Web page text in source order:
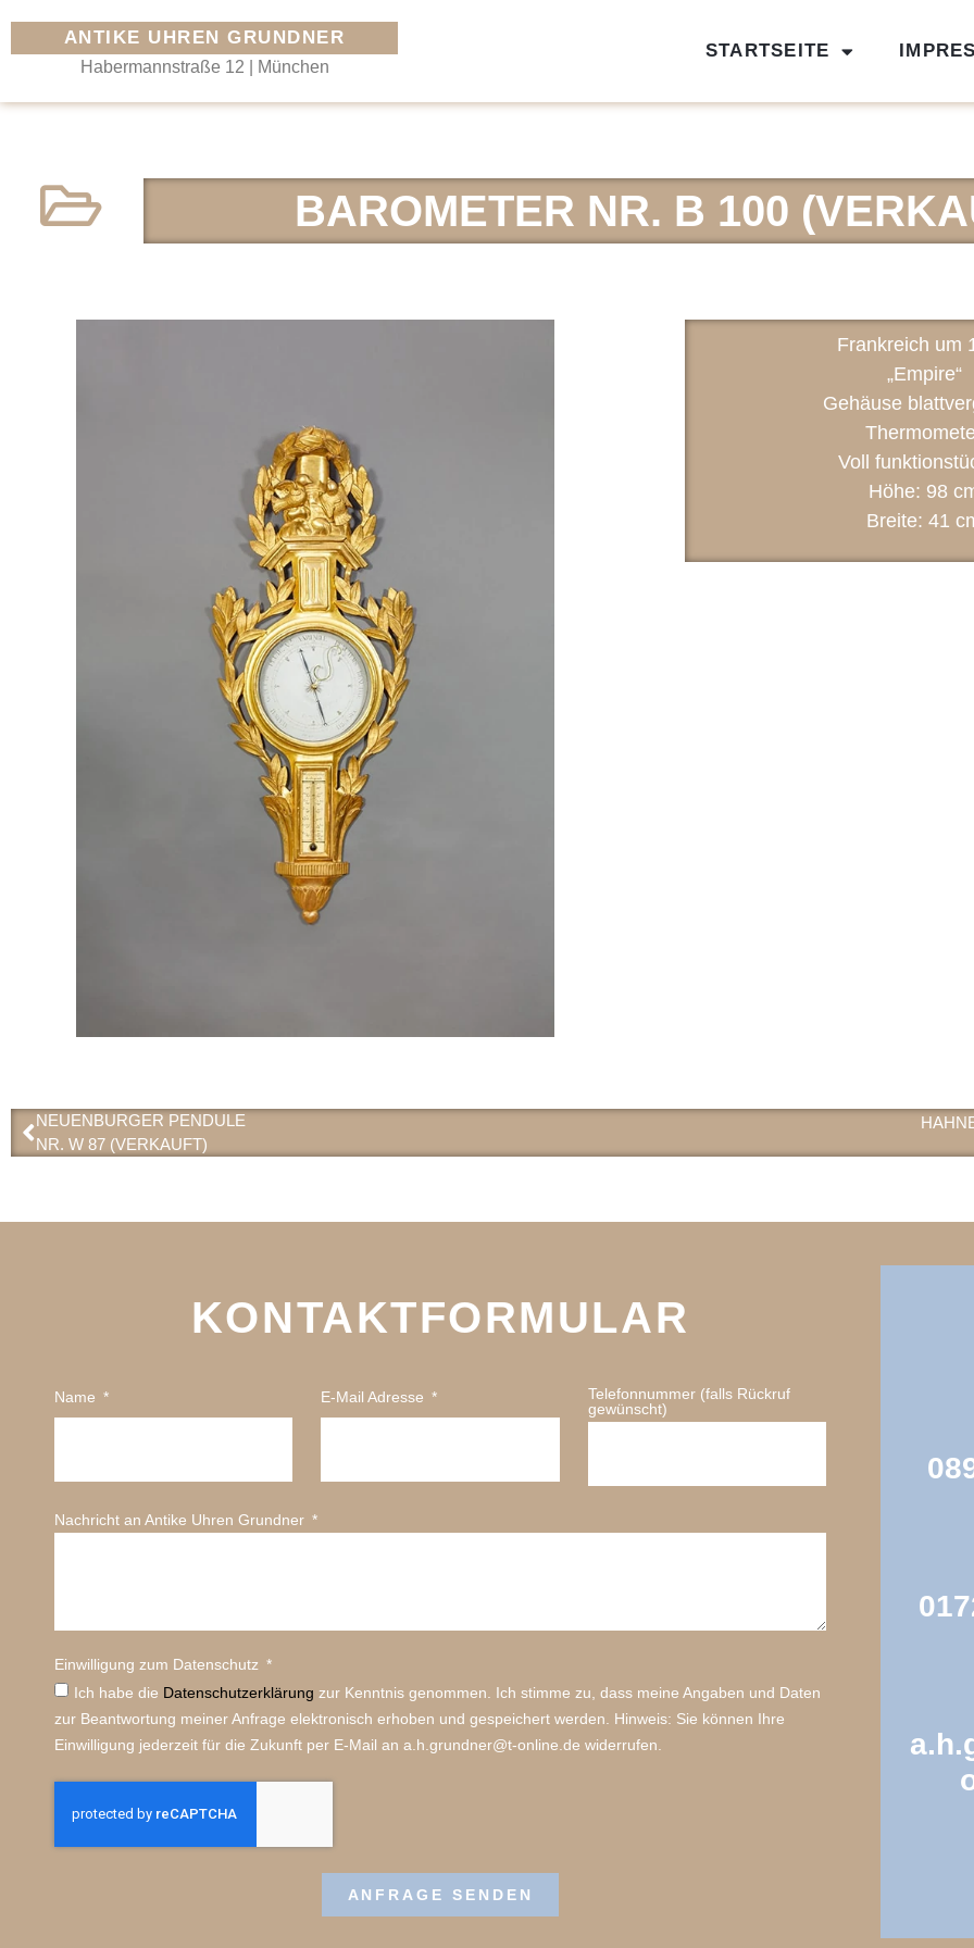
ANTIKE UHREN GRUNDNER
Habermannstraße 12 | München
STARTSEITE
BAROMETER NR. B 100
Frankreich um
„Empire“
Gehäuse
Voll
Höhe: 98
Breite: 41
NEUENBURGER PENDULE
NR. W 87 (VERKAUFT)
KONTAKTFORMULAR
Name E-Mail Adresse
Telefonnummer (falls Rückruf
gewünscht)
Nachricht an Antike Uhren Grundner
Einwilligung zum Datenschutz
Ich habe die Datenschutz­erklärung zur Kenntnis genommen. Ich stimme zu, dass meine Angaben und Daten
zur Beantwortung meiner Anfrage elektronisch erhoben und gespeichert werden. Hinweis: Sie können Ihre
Einwilligung jederzeit für die Zukunft per E-Mail an a.h.grundner@t-online.de widerrufen.
ANFRAGE SENDEN